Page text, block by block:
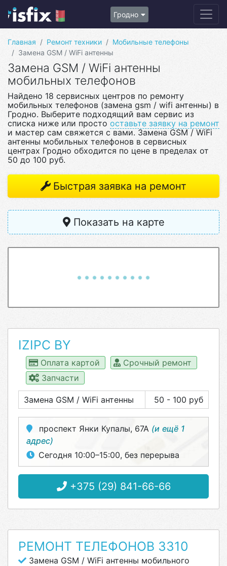
Гродно
Главная Ремонт техники
Мобильные телефоны
Замена GSM / WiFi антенны
Замена GSM / WiFi антенны
мобильных телефонов
Найдено 18 сервисных центров по ремонту
мобильных телефонов (замена gsm / wifi антенны) в
Гродно. Выберите подходящий вам сервис из
списка ниже или просто оставьте заявку на ремонт
и мастер сам свяжется с вами. Замена GSM / WiFi
антенны мобильных телефонов в сервисных
центрах Гродно обходится по цене в пределах от
50 до 100 руб.
Быстрая заявка на ремонт
Показать на карте
IZIPC BY
Оплата картой
Срочный ремонт
Запчасти
Замена GSM / WiFi антенны 50 - 100 руб
проспект Янки Купалы, 67А (и ещё 1
адрес)
Сегодня 10:00–15:00, без перерыва
+375 (29) 841-66-66
РЕМОНТ ТЕЛЕФОНОВ 3310
Замена GSM / WiFi антенны мобильного